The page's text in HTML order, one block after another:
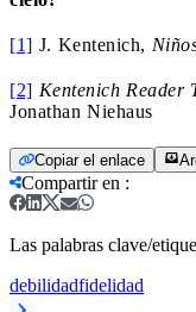
[1] J. Kentenich,
[2] Kentenich Reader
Jonathan Niehaus
Copiar el enlace
Compartir en :
Las palabras clave/
debilidadfidelidad